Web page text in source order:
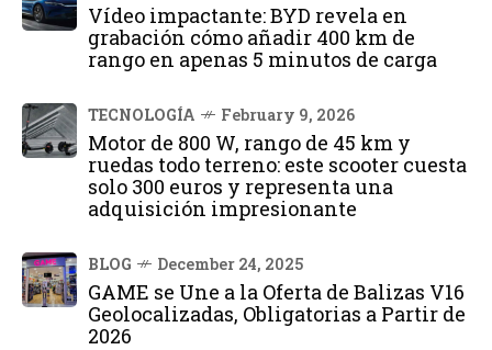
Vídeo impactante: BYD revela en
grabación cómo añadir 400 km de
rango en apenas 5 minutos de carga
TECNOLOGÍA February 9, 2026
Motor de 800 W, rango de 45 km y
ruedas todo terreno: este scooter cuesta
solo 300 euros y representa una
adquisición impresionante
BLOG December 24, 2025
GAME se Une a la Oferta de Balizas V16
Geolocalizadas, Obligatorias a Partir de
2026